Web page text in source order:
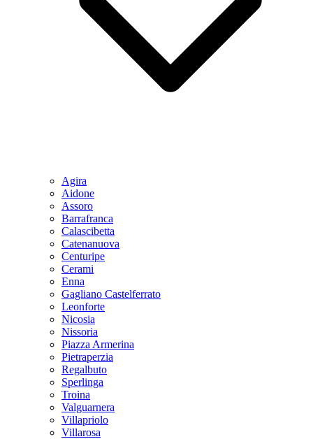
Agira
Aidone
Assoro
Barrafranca
Calascibetta
Catenanuova
Centuripe
Cerami
Enna
Gagliano Castelferrato
Leonforte
Nicosia
Nissoria
Piazza Armerina
Pietraperzia
Regalbuto
Sperlinga
Troina
Valguarnera
Villapriolo
Villarosa